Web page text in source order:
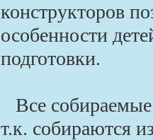
конструкторов
особенности
подготовки.
Все собираемые
т.к. собираются